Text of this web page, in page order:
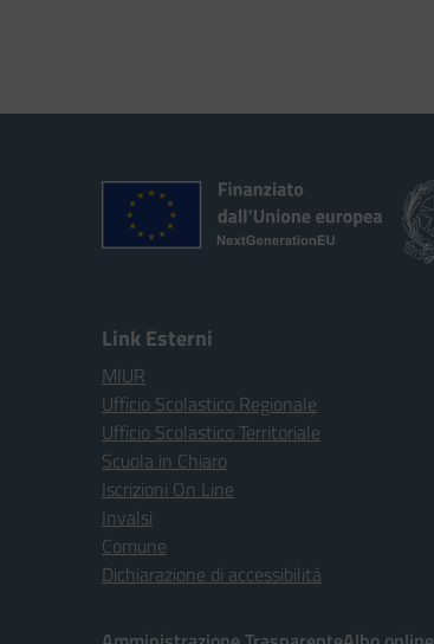
Link Esterni
MIUR
Ufficio Scolastico Regionale
Ufficio Scolastico Territoriale
Scuola in Chiaro
Iscrizioni On Line
Invalsi
Comune
Dichiarazione di accessibilità